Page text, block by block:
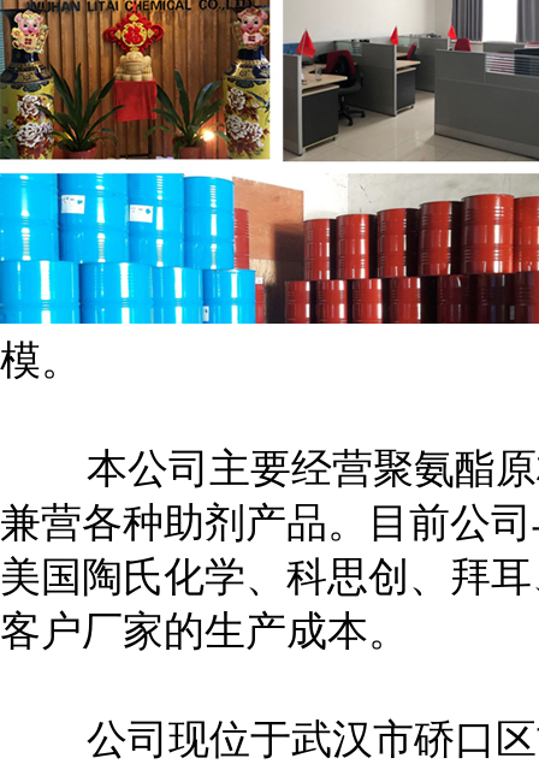
模。
本公司主要经营聚氨酯原
兼营各种助剂产品。目前公
美国陶氏化学、科思创、拜
客户厂家的生产成本。
公司现位于武汉市硚口区